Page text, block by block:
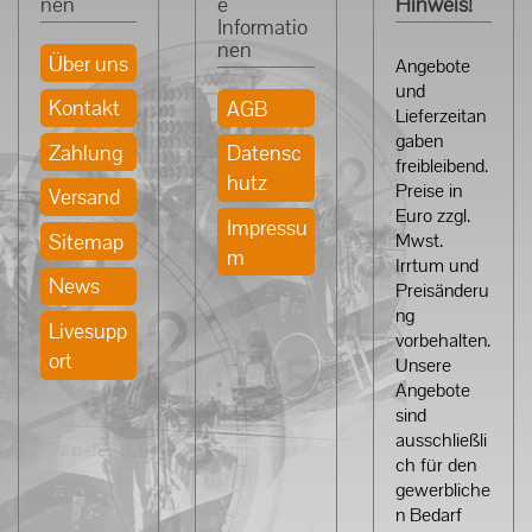
Über uns
Kontakt
Zahlung
Versand
Sitemap
News
Livesupp
ort
Informatio
nen
AGB
Datensc
hutz
Impressu
m
Angebote
und
Lieferzeitan
gaben
freibleibend.
Preise in
Euro zzgl.
Mwst.
Irrtum und
Preisänderu
ng
vorbehalten.
Unsere
Angebote
sind
ausschließli
ch für den
gewerbliche
n Bedarf